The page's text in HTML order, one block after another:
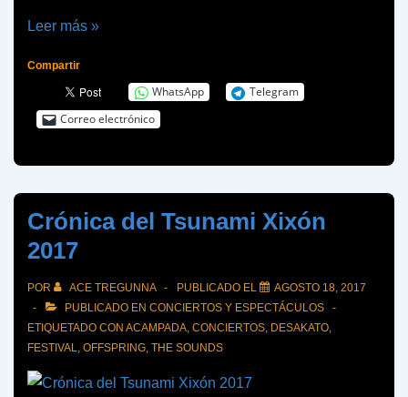
Crónica
2017
Leer más »
Compartir
WhatsApp
Telegram
Correo electrónico
Crónica del Tsunami Xixón
2017
POR ACE TREGUNNA PUBLICADO EL
AGOSTO 18, 2017
PUBLICADO EN CONCIERTOS Y ESPECTÁCULOS
ETIQUETADO CON ACAMPADA CONCIERTOS DESAKATO
FESTIVAL
OFFSPRING THE SOUNDS